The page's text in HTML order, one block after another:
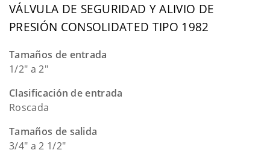
VÁLVULA DE SEGURIDAD Y ALIVIO DE
PRESIÓN CONSOLIDATED TIPO 1982
Tamaños de entrada
1/2" a 2"
Clasificación de entrada
Roscada
Tamaños de salida
3/4" a 2 1/2"